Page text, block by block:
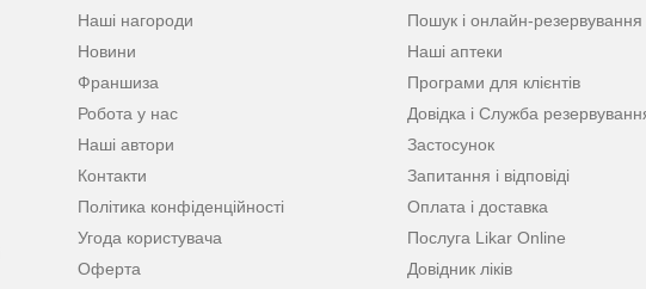
Наші нагороди
Новини
Франшиза
Робота у нас
Наші автори
Контакти
Політика конфіденційності
Угода користувача
Оферта
Пошук і онлайн-резервування
Наші аптеки
Програми для клієнтів
Довідка і Служба
Застосунок
Запитання і відповіді
Оплата і доставка
Послуга Likar Online
Довідник ліків